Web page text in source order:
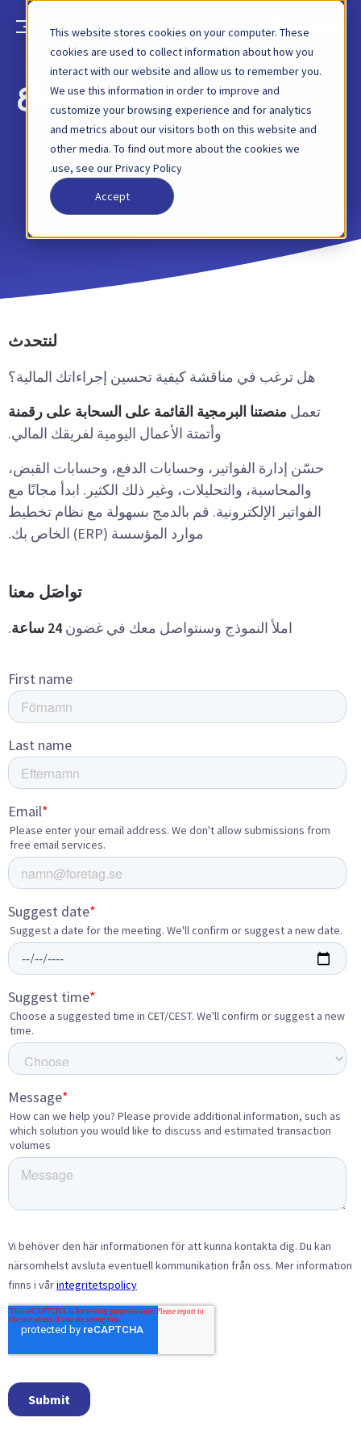
This website stores cookies on your computer. These
cookies are used to collect information about how you
interact with our website and allow us to remember you.
We use this information in order to improve and
customize your browsing experience and for analytics
and metrics about our visitors both on this website and
other media. To find out more about the cookies we
use, see our Privacy Policy.
Accept
احجز موعدًا لاجتماع
لنتحدث
هل ترغب في مناقشة كيفية تحسين إجراءاتك المالية؟
تعمل منصتنا البرمجية القائمة على السحابة على رقمنة
وأتمتة الأعمال اليومية لفريقك المالي.
حسّن إدارة الفواتير، وحسابات الدفع، وحسابات القبض،
والمحاسبة، والتحليلات، وغير ذلك الكثير. ابدأ مجانًا مع
الفواتير الإلكترونية. قم بالدمج بسهولة مع نظام تخطيط
موارد المؤسسة (ERP) الخاص بك.
تواصَل معنا
املأ النموذج وسنتواصل معك في غضون24 ساعة .